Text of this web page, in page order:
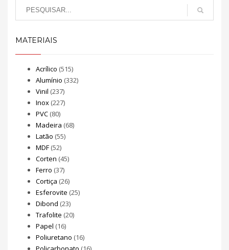
MATERIAIS
Acrílico (515)
Alumínio (332)
Vinil (237)
Inox (227)
PVC (80)
Madeira (68)
Latão (55)
MDF (52)
Corten (45)
Ferro (37)
Cortiça (26)
Esferovite (25)
Dibond (23)
Trafolite (20)
Papel (16)
Poliuretano (16)